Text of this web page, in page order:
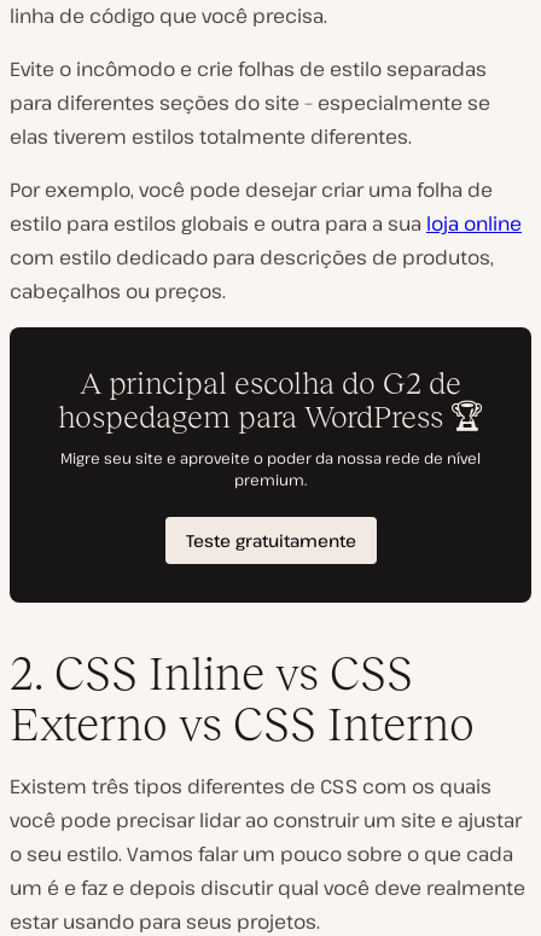
linha de código que você precisa.
Evite o incômodo e crie folhas de estilo separadas
para diferentes seções do site – especialmente se
elas tiverem estilos totalmente diferentes.
Por exemplo, você pode desejar criar uma folha de
estilo para estilos globais e outra para a sua loja online
com estilo dedicado para descrições de produtos,
cabeçalhos ou preços.
2. CSS Inline vs CSS
Externo vs CSS Interno
Existem três tipos diferentes de CSS com os quais
você pode precisar lidar ao construir um site e ajustar
o seu estilo. Vamos falar um pouco sobre o que cada
um é e faz e depois discutir qual você deve realmente
estar usando para seus projetos.